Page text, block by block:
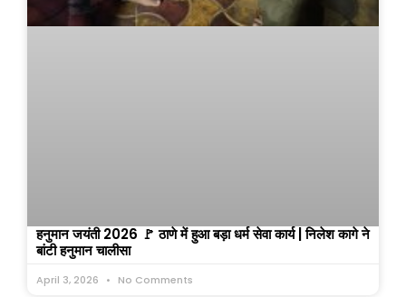
हनुमान जयंती 2026 🚩 ठाणे में हुआ बड़ा धर्म सेवा कार्य | निलेश कागे ने
बांटी हनुमान चालीसा
April 3, 2026 No Comments